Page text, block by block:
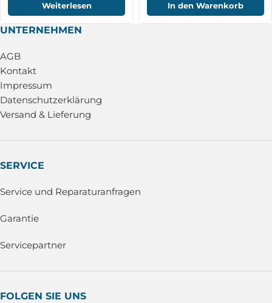
Weiterlesen In den Warenkorb
UNTERNEHMEN
AGB
Kontakt
Impressum
Datenschutzerklärung
Versand & Lieferung
SERVICE
Service und Reparaturanfragen
Garantie
Servicepartner
FOLGEN SIE UNS